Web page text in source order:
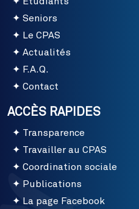
Seniors
Le CPAS
Actualités
F.A.Q.
Contact
ACCÈS RAPIDES
Transparence
Travailler au CPAS
Coordination sociale
Publications
La page Facebook